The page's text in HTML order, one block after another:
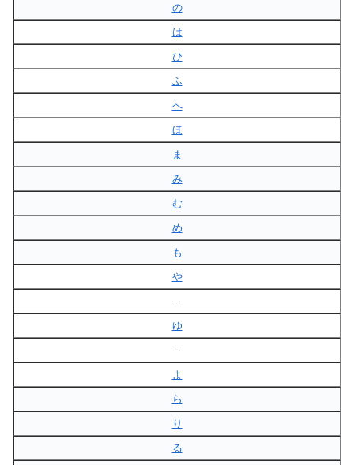
の
は
ひ
ふ
へ
ほ
ま
み
む
め
も
や
–
ゆ
–
よ
ら
り
る